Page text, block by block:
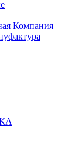
Компания